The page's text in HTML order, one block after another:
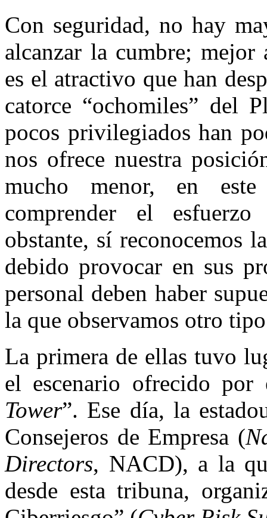
Con seguridad, no hay
alcanzar la cumbre; mejor
es el atractivo que han
catorce “ochomiles” del
pocos privilegiados han
nos ofrece nuestra
mucho menor, en este
comprender el
obstante, sí reconocemos
debido provocar en sus
personal deben haber
la que observamos otro
La primera de ellas tuvo
el escenario ofrecido
Tower”. Ese día, la
Consejeros de Empresa (
Directors, NACD), a la
desde esta tribuna,